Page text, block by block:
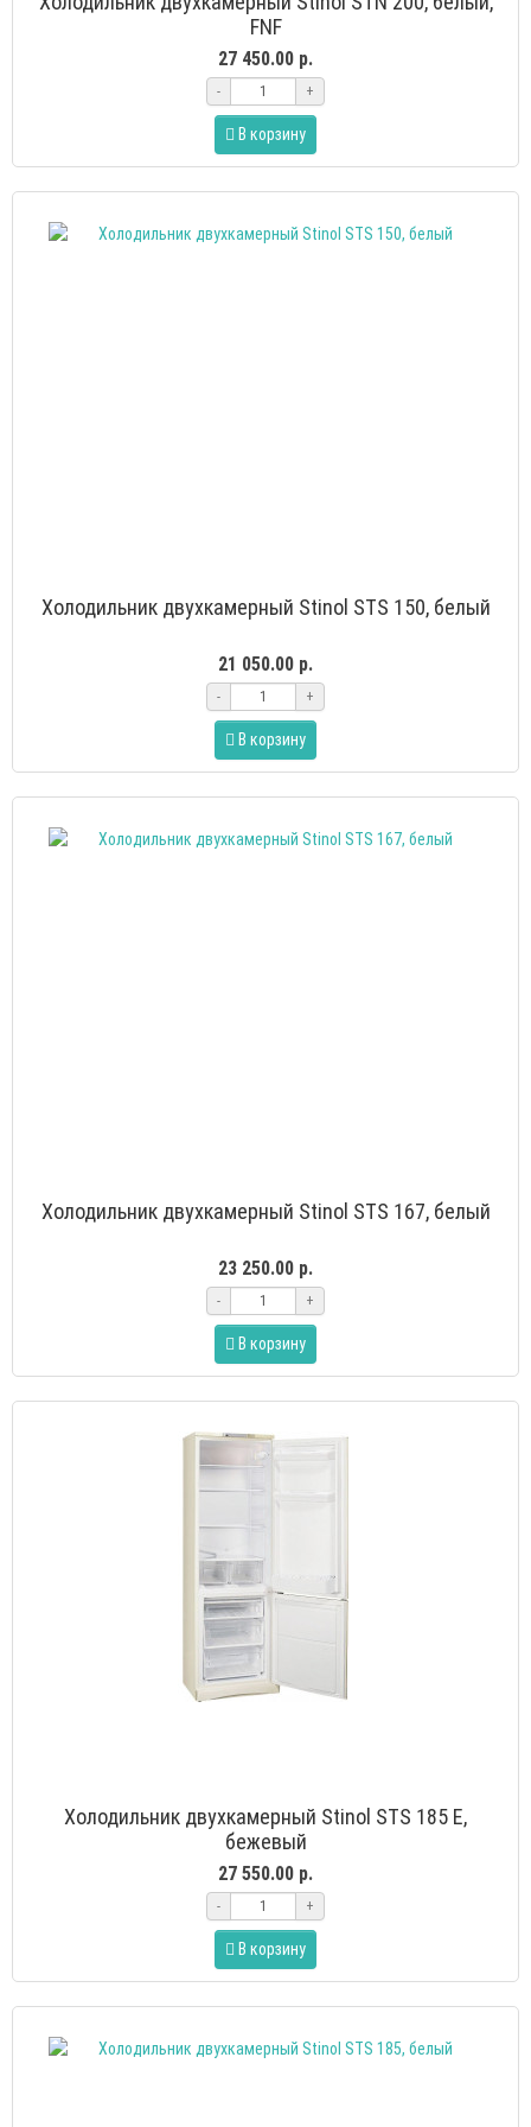
FNF
27 450.00 р.
- +
В корзину
Холодильник двухкамерный Stinol STS 150, белый
21 050.00 р.
- +
В корзину
Холодильник двухкамерный Stinol STS 167, белый
23 250.00 р.
- +
В корзину
Холодильник двухкамерный Stinol STS 185 E,
бежевый
27 550.00 р.
- +
В корзину